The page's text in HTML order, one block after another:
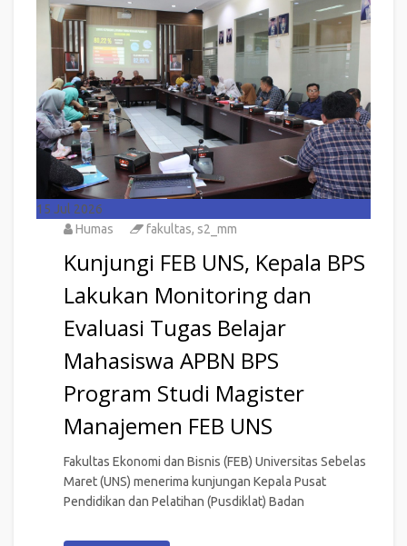
15 Jul 2026
Humas
fakultas, s2_mm
Kunjungi FEB UNS, Kepala BPS
Lakukan Monitoring dan
Evaluasi Tugas Belajar
Mahasiswa APBN BPS
Program Studi Magister
Manajemen FEB UNS
Fakultas Ekonomi dan Bisnis (FEB) Universitas Sebelas
Maret (UNS) menerima kunjungan Kepala Pusat
Pendidikan dan Pelatihan (Pusdiklat) Badan